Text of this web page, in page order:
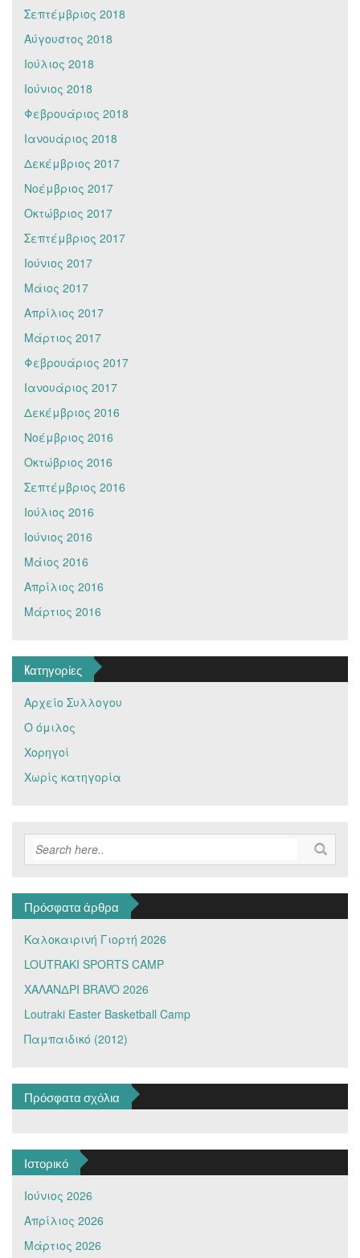
Σεπτέμβριος 2018
Αύγουστος 2018
Ιούλιος 2018
Ιούνιος 2018
Φεβρουάριος 2018
Ιανουάριος 2018
Δεκέμβριος 2017
Νοέμβριος 2017
Οκτώβριος 2017
Σεπτέμβριος 2017
Ιούνιος 2017
Μάιος 2017
Απρίλιος 2017
Μάρτιος 2017
Φεβρουάριος 2017
Ιανουάριος 2017
Δεκέμβριος 2016
Νοέμβριος 2016
Οκτώβριος 2016
Σεπτέμβριος 2016
Ιούλιος 2016
Ιούνιος 2016
Μάιος 2016
Απρίλιος 2016
Μάρτιος 2016
Kατηγορίες
Αρχείο Συλλογου
Ο όμιλος
Χορηγοί
Χωρίς κατηγορία
Πρόσφατα άρθρα
Καλοκαιρινή Γιορτή 2026
LOUTRAKI SPORTS CAMP
ΧΑΛΑΝΔΡΙ BRAVO 2026
Loutraki Easter Basketball Camp
Παμπαιδικό (2012)
Πρόσφατα σχόλια
Ιστορικό
Ιούνιος 2026
Απρίλιος 2026
Μάρτιος 2026